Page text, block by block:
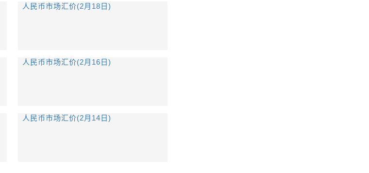
人民币市场汇价(2月18日)
人民币市场汇价(2月16日)
人民币市场汇价(2月14日)